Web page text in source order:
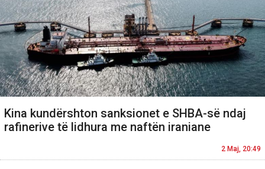
Kina kundërshton sanksionet e SHBA-së ndaj
rafinerive të lidhura me naftën iraniane
2 Maj, 20:49